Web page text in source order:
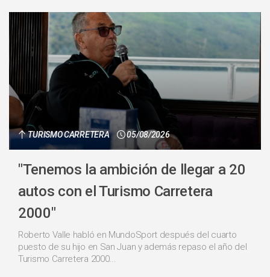
TURISMO CARRETERA 05/08/2026
"Tenemos la ambición de llegar a 20
autos con el Turismo Carretera
2000"
Roberto Valle habló en MundoSport después del cuarto
puesto de su hijo en San Juan y además repaso el año del
Turismo Carretera 2000...